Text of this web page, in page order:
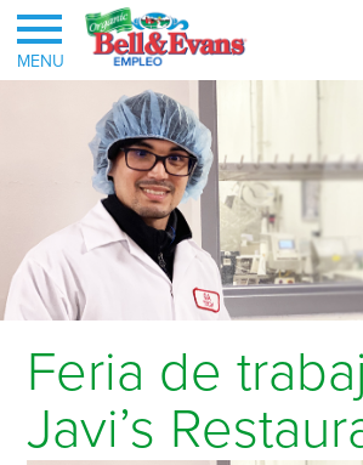
MENU
Feria de
Javi’s